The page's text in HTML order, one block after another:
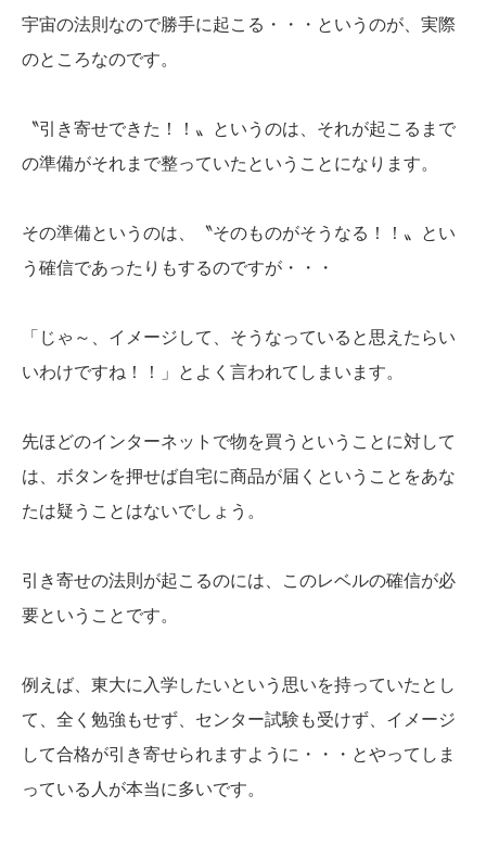
宇宙の法則なので勝手に起こる・・・というのが、実際
のところなのです。
〝引き寄せできた！！〟というのは、それが起こるまで
の準備がそれまで整っていたということになります。
その準備というのは、〝そのものがそうなる！！〟とい
う確信であったりもするのですが・・・
「じゃ～、イメージして、そうなっていると思えたらい
いわけですね！！」とよく言われてしまいます。
先ほどのインターネットで物を買うということに対して
は、ボタンを押せば自宅に商品が届くということをあな
たは疑うことはないでしょう。
引き寄せの法則が起こるのには、このレベルの確信が必
要ということです。
例えば、東大に入学したいという思いを持っていたとし
て、全く勉強もせず、センター試験も受けず、イメージ
して合格が引き寄せられますように・・・とやってしま
っている人が本当に多いです。